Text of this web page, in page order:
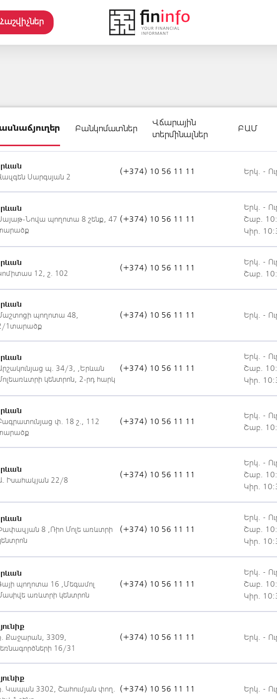
Հաշվիչներ
Բանկոմատներ
Վճարային
տերմինալներ
ԲԱՄ
Սարգսյան 2
(+374) 10 56 11 11 Երկ. -
Նովա պողոտա 8 շենք, 47 (+374) 10 56 11 11
Երկ. -
Շաբ.
Կիր.
12, շ. 102
(+374) 10 56 11 11
Երկ. -
Շաբ.
պողոտա 48,
1տարածք
(+374) 10 56 11 11 Երկ. -
պ. 34/3, «Երևան
կենտրոն, 2-րդ հարկ
(+374) 10 56 11 11
Երկ. -
Շաբ.
Կիր.
փ. 18 շ., 112
(+374) 10 56 11 11
Երկ. -
Շաբ.
Իսահակյան 22/8
(+374) 10 56 11 11
Երկ. -
Շաբ.
Կիր.
8 «Ռիո Մոլ» առևտրի
(+374) 10 56 11 11
Երկ. -
Շաբ.
Կիր.
պողոտա 16 «Մեգամոլ
առևտրի կենտրոն
(+374) 10 56 11 11
Երկ. -
Շաբ.
Կիր.
Քաջարան, 3309,
16/31
(+374) 10 56 11 11 Երկ. -
Կապան 3302, Շահումյան փող.
(+374) 10 56 11 11 Երկ. -